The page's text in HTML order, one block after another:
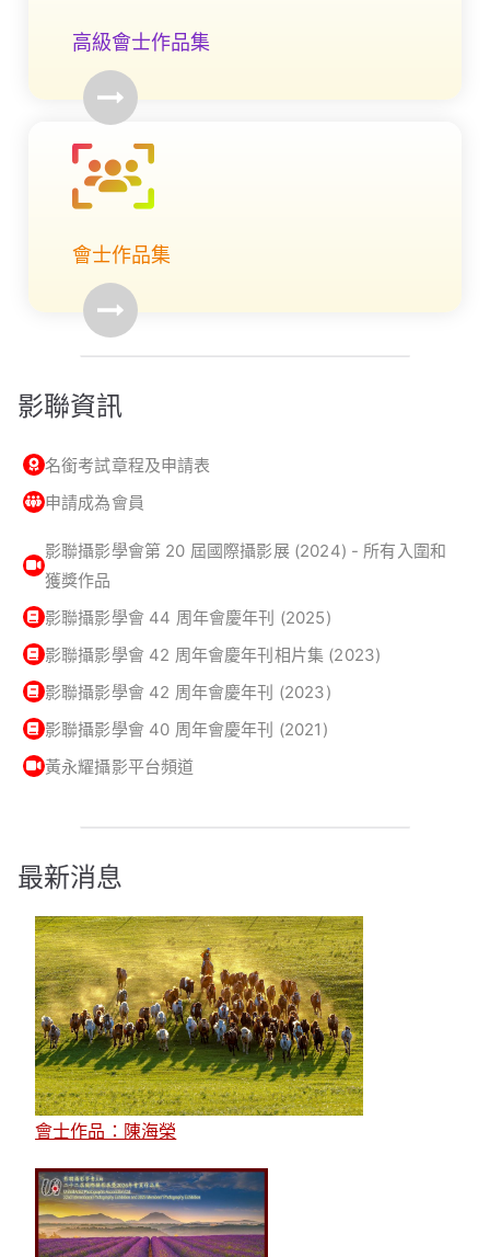
高級會士作品集
會士作品集
影聯資訊
名銜考試章程及申請表
申請成為會員
影聯攝影學會第 20 屆國際攝影展 (2024) - 所有入圍和
獲獎作品
影聯攝影學會 44 周年會慶年刊 (2025)
影聯攝影學會 42 周年會慶年刊相片集 (2023)
影聯攝影學會 42 周年會慶年刊 (2023)
影聯攝影學會 40 周年會慶年刊 (2021)
黃永耀攝影平台頻道
最新消息
會士作品：陳海榮